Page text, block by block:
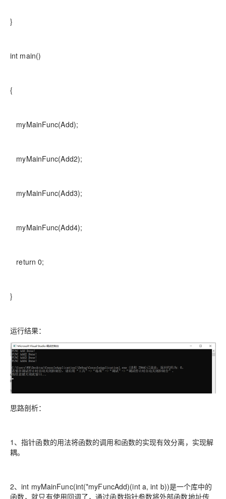
}
int main()
{
myMainFunc(Add);
myMainFunc(Add2);
myMainFunc(Add3);
myMainFunc(Add4);
return 0;
}
运行结果：
思路剖析：
1、指针函数的用法将函数的调用和函数的实现有效分离，实现解
耦。
2、int myMainFunc(int(*myFuncAdd)(int a, int b))是一个库中的
函数，就只有使用回调了，通过函数指针参数将外部函数地址传